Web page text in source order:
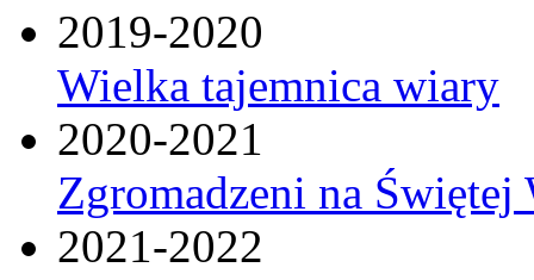
2019-2020
Wielka tajemnica wiary
2020-2021
Zgromadzeni na Świętej
2021-2022